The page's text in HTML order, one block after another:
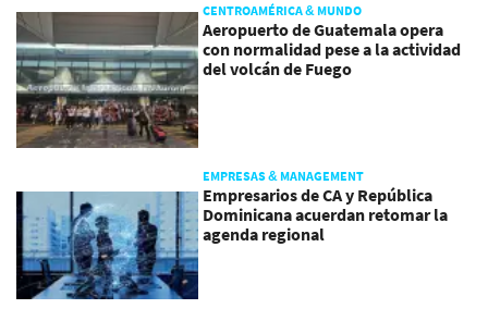
CENTROAMÉRICA & MUNDO
Aeropuerto de Guatemala opera
con normalidad pese a la actividad
del volcán de Fuego
EMPRESAS & MANAGEMENT
Empresarios de CA y República
Dominicana acuerdan retomar la
agenda regional